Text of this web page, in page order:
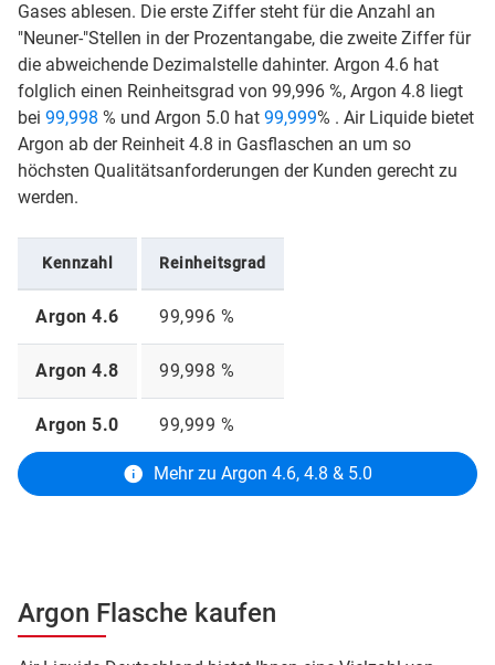
Gases ablesen. Die erste Ziffer steht für die Anzahl an
"Neuner-"Stellen in der Prozentangabe, die zweite Ziffer für
die abweichende Dezimalstelle dahinter. Argon 4.6 hat
folglich einen Reinheitsgrad von 99,996 %, Argon 4.8 liegt
bei 99,998 % und Argon 5.0 hat 99,999% . Air Liquide bietet
Argon ab der Reinheit 4.8 in Gasflaschen an um so
höchsten Qualitätsanforderungen der Kunden gerecht zu
werden.
Kennzahl Reinheitsgrad
Argon 4.6 99,996 %
Argon 4.8 99,998 %
Argon 5.0 99,999 %
Mehr zu Argon 4.6, 4.8 & 5.0
Argon Flasche kaufen